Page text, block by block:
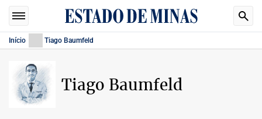
Início Tiago Baumfeld
Tiago Baumfeld